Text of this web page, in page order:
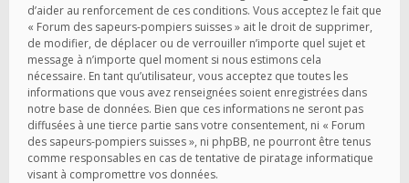
d’aider au renforcement de ces conditions. Vous acceptez le fait que
« Forum des sapeurs-pompiers suisses » ait le droit de supprimer,
de modifier, de déplacer ou de verrouiller n’importe quel sujet et
message à n’importe quel moment si nous estimons cela
nécessaire. En tant qu’utilisateur, vous acceptez que toutes les
informations que vous avez renseignées soient enregistrées dans
notre base de données. Bien que ces informations ne seront pas
diffusées à une tierce partie sans votre consentement, ni « Forum
des sapeurs-pompiers suisses », ni phpBB, ne pourront être tenus
comme responsables en cas de tentative de piratage informatique
visant à compromettre vos données.